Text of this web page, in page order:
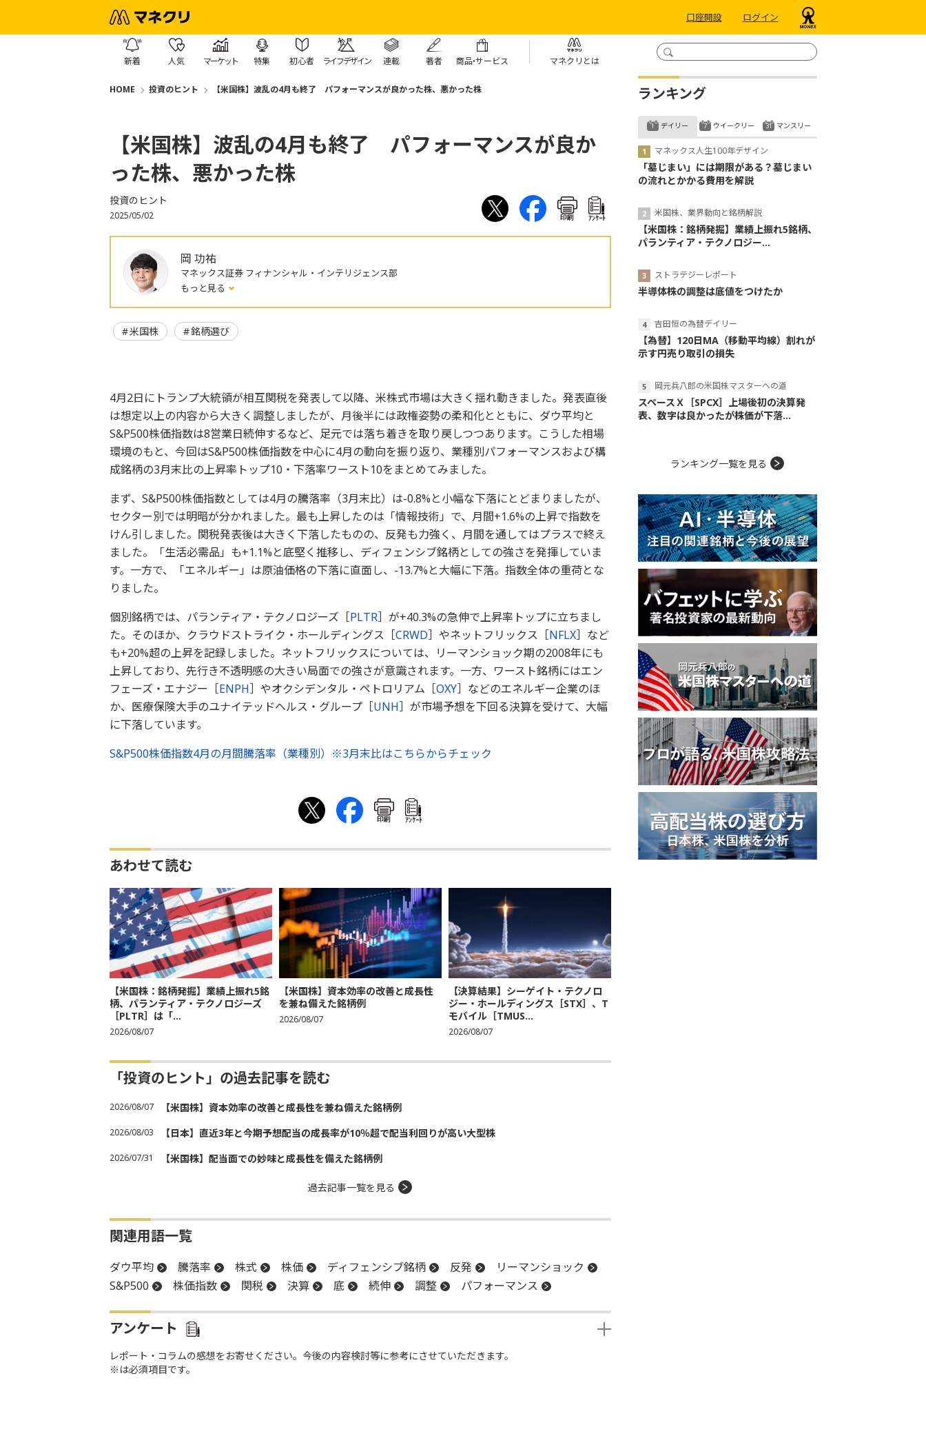
口座開設 ログイン
新着 人気 マーケット 特集 初心者 ライフデザイン 連載 著者 商品・サービス マネクリとは
HOME 投資のヒント 【米国株】波乱の4月も終了 パフォーマンスが良かった株、悪かった株
【米国株】波乱の4月も終了 パフォーマンスが良か
った株、悪かった株
投資のヒント
2025/05/02 印刷 ｱﾝｹｰﾄ
岡 功祐
マネックス証券 フィナンシャル・インテリジェンス部
もっと見る
米国株 銘柄選び
4月2日にトランプ大統領が相互関税を発表して以降、米株式市場は大きく揺れ動きました。発表直後
は想定以上の内容から大きく調整しましたが、月後半には政権姿勢の柔和化とともに、ダウ平均と
S&P500株価指数は8営業日続伸するなど、足元では落ち着きを取り戻しつつあります。こうした相場
環境のもと、今回はS&P500株価指数を中心に4月の動向を振り返り、業種別パフォーマンスおよび構
成銘柄の3月末比の上昇率トップ10・下落率ワースト10をまとめてみました。
まず、S&P500株価指数としては4月の騰落率（3月末比）は-0.8%と小幅な下落にとどまりましたが、
セクター別では明暗が分かれました。最も上昇したのは「情報技術」で、月間+1.6%の上昇で指数を
けん引しました。関税発表後は大きく下落したものの、反発も力強く、月間を通してはプラスで終え
ました。「生活必需品」も+1.1%と底堅く推移し、ディフェンシブ銘柄としての強さを発揮していま
す。一方で、「エネルギー」は原油価格の下落に直面し、-13.7%と大幅に下落。指数全体の重荷とな
りました。
個別銘柄では、パランティア・テクノロジーズ［PLTR］が+40.3%の急伸で上昇率トップに立ちまし
た。そのほか、クラウドストライク・ホールディングス［CRWD］やネットフリックス［NFLX］など
も+20%超の上昇を記録しました。ネットフリックスについては、リーマンショック期の2008年にも
上昇しており、先行き不透明感の大きい局面での強さが意識されます。一方、ワースト銘柄にはエン
フェーズ・エナジー［ENPH］やオクシデンタル・ペトロリアム［OXY］などのエネルギー企業のほ
か、医療保険大手のユナイテッドヘルス・グループ［UNH］が市場予想を下回る決算を受けて、大幅
に下落しています。
S&P500株価指数4月の月間騰落率（業種別）※3月末比はこちらからチェック
印刷 ｱﾝｹｰﾄ
あわせて読む
【米国株：銘柄発掘】業績上振れ5銘
柄、パランティア・テクノロジーズ
［PLTR］は「...
2026/08/07
【米国株】資本効率の改善と成長性
を兼ね備えた銘柄例
2026/08/07
【決算結果】シーゲイト・テクノロ
ジー・ホールディングス［STX］、T
モバイル［TMUS...
2026/08/07
「投資のヒント」の過去記事を読む
2026/08/07 【米国株】資本効率の改善と成長性を兼ね備えた銘柄例
2026/08/03 【日本】直近3年と今期予想配当の成長率が10％超で配当利回りが高い大型株
2026/07/31 【米国株】配当面での妙味と成長性を備えた銘柄例
過去記事一覧を見る
関連用語一覧
ダウ平均 騰落率 株式 株価 ディフェンシブ銘柄 反発
リーマンショック
S&P500
株価指数 関税 決算 底 続伸 調整 パフォーマンス
アンケート
レポート・コラムの感想をお寄せください。今後の内容検討等に参考にさせていただきます。
※は必須項目です。
ランキング
デイリー
マネックス人生100年デザイン
「墓じまい」には期限がある？墓じまい
の流れとかかる費用を解説
米国株、業界動向と銘柄解説
【米国株：銘柄発掘】業績上振れ5銘柄、
パランティア・テクノロジー...
ストラテジーレポート
半導体株の調整は底値をつけたか
吉田恒の為替デイリー
【為替】120日MA（移動平均線）割れが
示す円売り取引の損失
岡元兵八郎の米国株マスターへの道
スペースＸ［SPCX］上場後初の決算発
表、数字は良かったが株価が下落...
ウイークリー マンスリー
ランキング一覧を見る